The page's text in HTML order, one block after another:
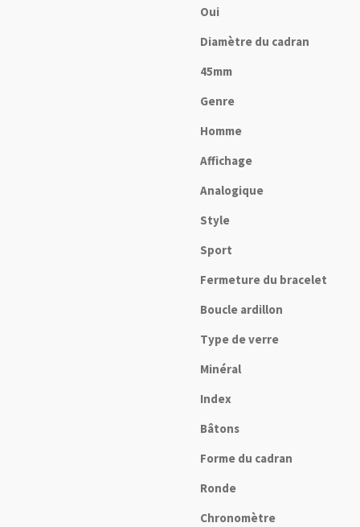
Oui
Diamètre du cadran
45mm
Genre
Homme
Affichage
Analogique
Style
Sport
Fermeture du bracelet
Boucle ardillon
Type de verre
Minéral
Index
Bâtons
Forme du cadran
Ronde
Chronomètre